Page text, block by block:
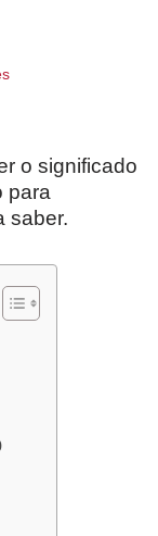
o significado
para
saber.